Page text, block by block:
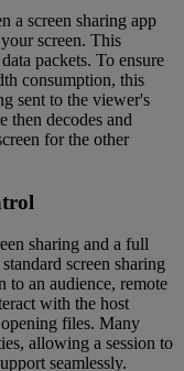
a screen sharing app
screen. This
packets. To ensure
consumption, this
sent to the viewer's
then decodes and
for the other
sharing and a full
screen sharing
to an audience, remote
with the host
files. Many
allowing a session to
seamlessly.